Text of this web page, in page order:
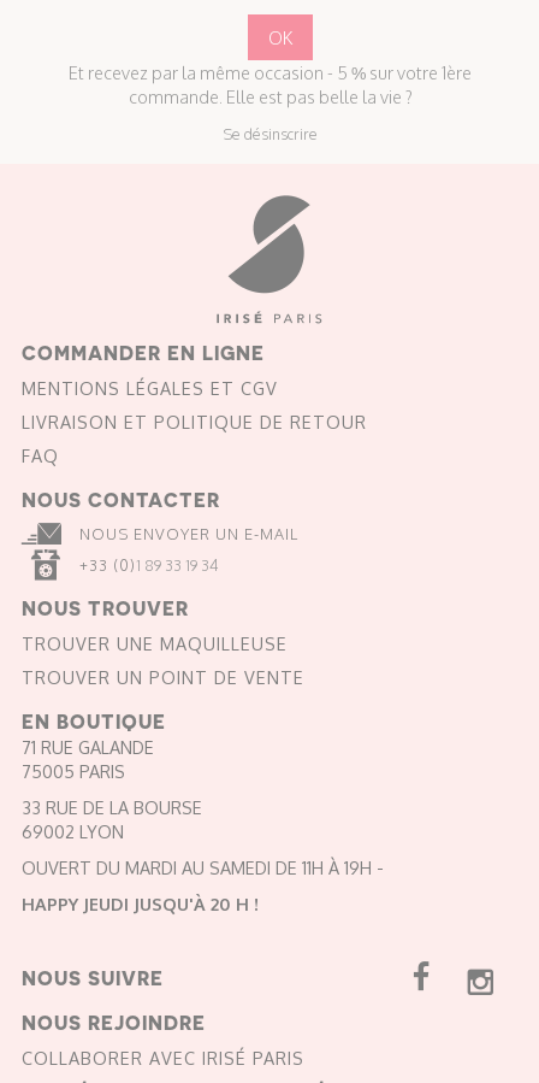
Et recevez par la même occasion - 5 % sur votre 1ère
commande. Elle est pas belle la vie ?
Se désinscrire
COMMANDER EN LIGNE
MENTIONS LÉGALES ET CGV
LIVRAISON ET POLITIQUE DE RETOUR
FAQ
NOUS CONTACTER
NOUS ENVOYER UN E-MAIL
+33 (0)1 89 33 19 34
NOUS TROUVER
TROUVER UNE MAQUILLEUSE
TROUVER UN POINT DE VENTE
EN BOUTIQUE
71 RUE GALANDE
75005 PARIS
33 RUE DE LA BOURSE
69002 LYON
OUVERT DU MARDI AU SAMEDI DE 11H À 19H -
HAPPY JEUDI JUSQU'À 20 H !
NOUS SUIVRE
NOUS REJOINDRE
COLLABORER AVEC IRISÉ PARIS